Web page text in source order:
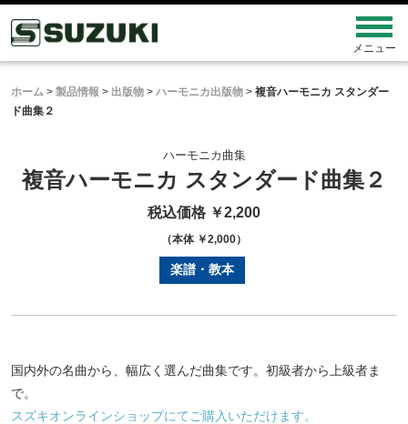
ホーム > 製品情報 > 出版物 > ハーモニカ出版物 > 複音ハーモニカ スタンダー
ド曲集２
ハーモニカ曲集
複音ハーモニカ スタンダード曲集２
税込価格 ￥2,200
（本体 ￥2,000）
楽譜・教本
国内外の名曲から、幅広く選んだ曲集です。初級者から上級者ま
で。
スズキオンラインショップにてご購入いただけます。